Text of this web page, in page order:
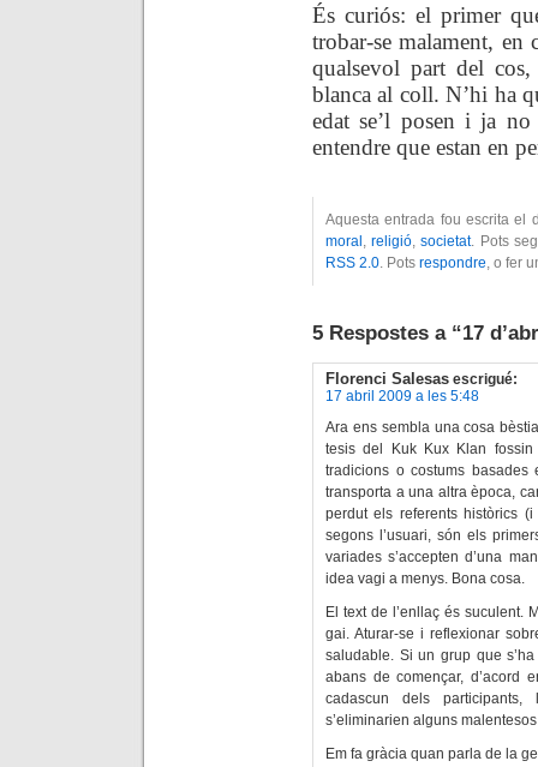
És curiós: el primer
trobar-se malament,
qualsevol part del cos,
blanca al coll. N’hi ha
edat se’l posen i ja
entendre que estan en
Aquesta entrada fou escrita el
moral ,religió ,societat. Pots
RSS 2.0 . Pots respondre , o fer
5 Respostes a “17
Florenci Salesas escrigué:
17 abril 2009 a les 5:48
Ara ens sembla una cosa
tesis del Kuk Kux Klan
tradicions o costums
transporta a una altra època,
perdut els referents històrics
segons l’usuari, són els
variades s’accepten d’una
idea vagi a menys. Bona cosa.
El text de l’enllaç és suculent.
gai. Aturar-se i reflexionar
saludable. Si un grup que
abans de començar, d’acord
cadascun dels
s’eliminarien alguns
Em fa gràcia quan parla de la